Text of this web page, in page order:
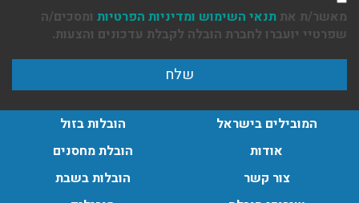
מאשר/ת את תנאי השימוש ומדיניות הפרטיות ומסכים/ה
שפרטיי יועברו לחברת הובלה לקבלת עדכונים והצעות.
המובילים בישראל
אודות
צור קשר
הובלות בזול
הובלת מחסנים
הובלות בשבת